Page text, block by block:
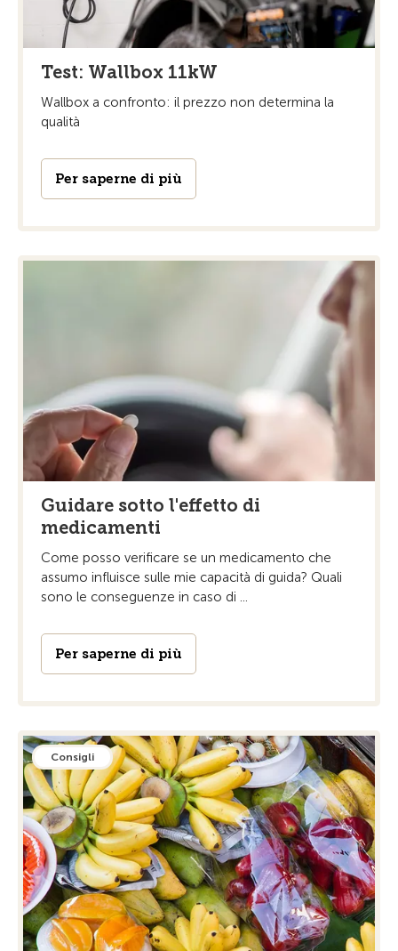
Test: Wallbox 11kW
Wallbox a confronto: il prezzo non determina la
qualità
Per saperne di più
Guidare sotto l'effetto di
medicamenti
Come posso verificare se un medicamento che
assumo influisce sulle mie capacità di guida? Quali
sono le conseguenze in caso di ...
Per saperne di più
Consigli